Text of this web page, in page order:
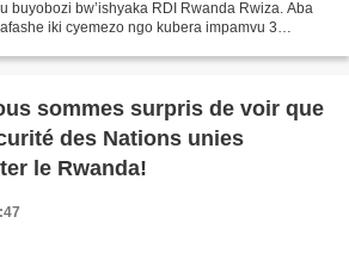
buyobozi bw’ishyaka RDI Rwanda Rwiza. Aba
iki cyemezo ngo kubera impamvu 3
sommes surpris de voir que
des Nations unies
le Rwanda!